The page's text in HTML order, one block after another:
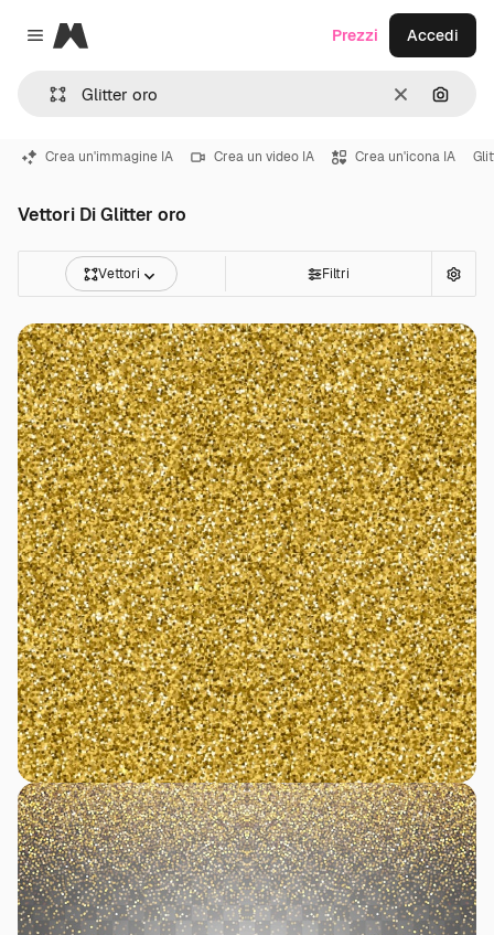
Close menu
Magnific
CancellaCerca
Prezzi Accedi
Crea un'immagine IA Crea un video IA Crea un'icona IA
Vettori Di Glitter oro
Vettori Filtri